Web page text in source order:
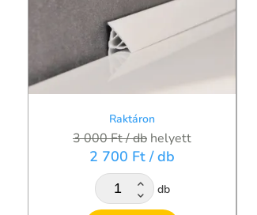
Raktáron
3 000 Ft/ db helyett
2 700 Ft / db
db